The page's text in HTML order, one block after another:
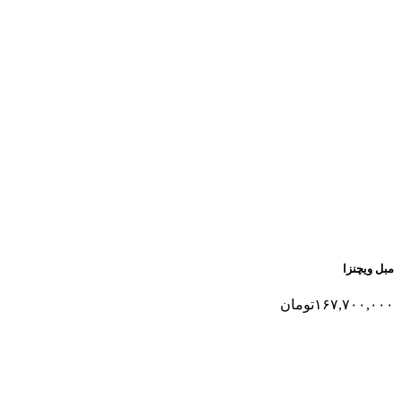
مبل ویچنزا
۱۶۷,۷۰۰,۰۰۰تومان